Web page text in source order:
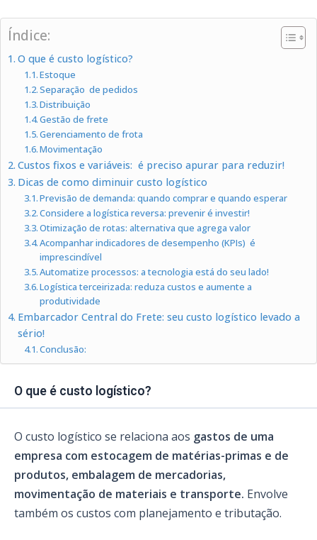
Índice:
O que é custo logístico?
Estoque
Separação de pedidos
Distribuição
Gestão de frete
Gerenciamento de frota
Movimentação
Custos fixos e variáveis: é preciso apurar para reduzir!
Dicas de como diminuir custo logístico
Previsão de demanda: quando comprar e quando esperar
Considere a logística reversa: prevenir é investir!
Otimização de rotas: alternativa que agrega valor
Acompanhar indicadores de desempenho (KPIs) é
imprescindível
Automatize processos: a tecnologia está do seu lado!
Logística terceirizada: reduza custos e aumente a
produtividade
Embarcador Central do Frete: seu custo logístico levado a
sério!
Conclusão:
O que é custo logístico?
O custo logístico se relaciona aos gastos de uma
empresa com estocagem de matérias-primas e de
produtos, embalagem de mercadorias,
movimentação de materiais e transporte. Envolve
também os custos com planejamento e tributação.